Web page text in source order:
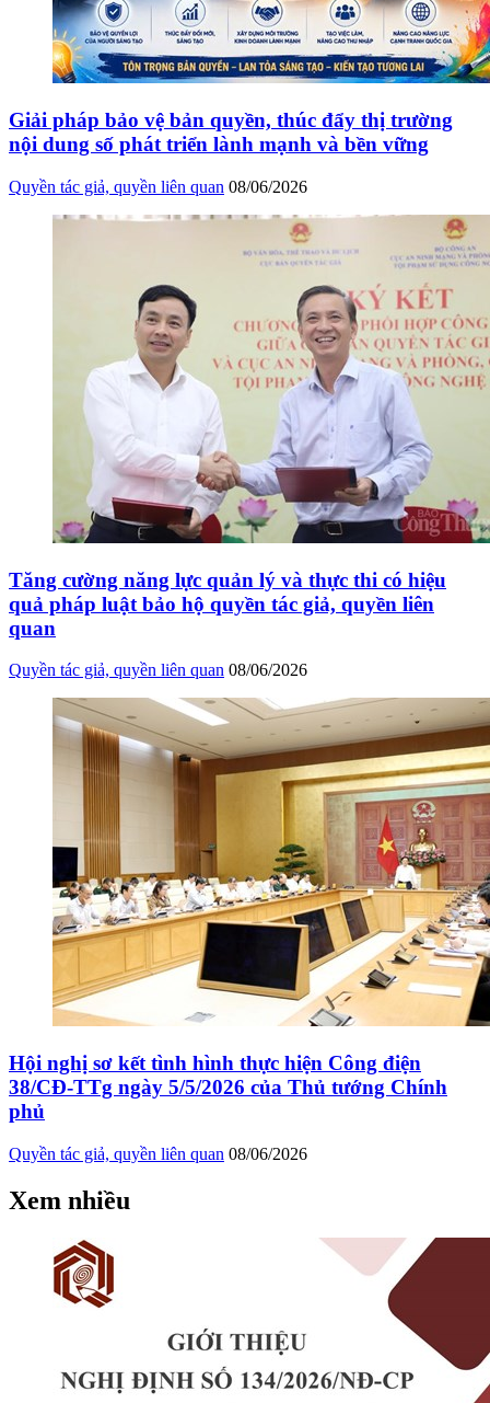
Giải pháp bảo vệ bản quyền, thúc đẩy thị trường
nội dung số phát triển lành mạnh và bền vững
Quyền tác giả, quyền liên quan 08/06/2026
Tăng cường năng lực quản lý và thực thi có hiệu
quả pháp luật bảo hộ quyền tác giả, quyền liên
quan
Quyền tác giả, quyền liên quan 08/06/2026
Hội nghị sơ kết tình hình thực hiện Công điện
38/CĐ-TTg ngày 5/5/2026 của Thủ tướng Chính
phủ
Quyền tác giả, quyền liên quan 08/06/2026
Xem nhiều